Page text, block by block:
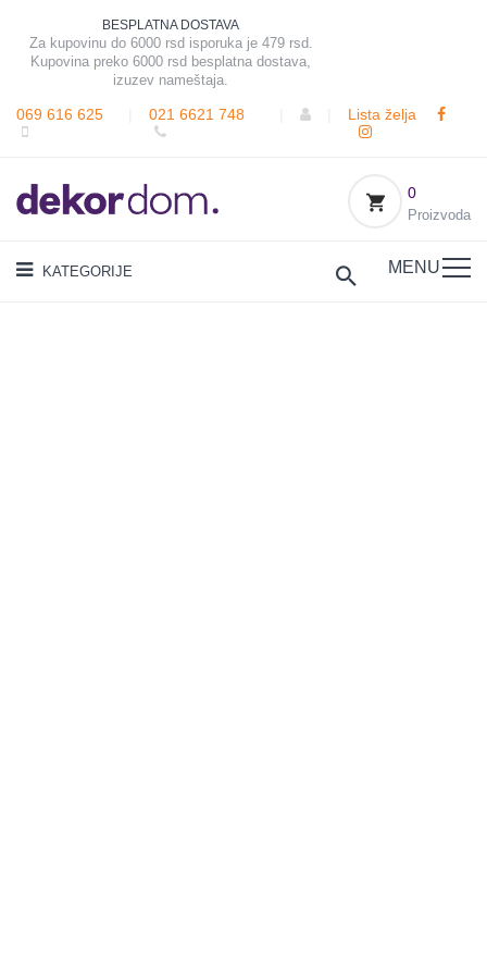
BESPLATNA DOSTAVA
Za kupovinu do 6000 rsd isporuka je 479 rsd.
Kupovina preko 6000 rsd besplatna dostava,
izuzev nameštaja.
069 616 625 021 6621 748 Lista želja
0
Proizvoda
KATEGORIJE MENU